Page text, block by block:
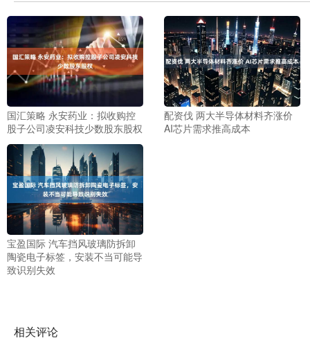
国汇策略 永安药业：拟收购控
股子公司凌安科技少数股东股权
配资伐 两大半导体材料齐涨价
AI芯片需求推高成本
宝盈国际 汽车挡风玻璃防拆卸
陶瓷电子标签，安装不当可能导
致识别失效
相关评论